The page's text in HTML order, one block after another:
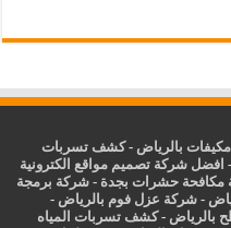
بالرياض -كشف تسربات
- افضل شركة تصميم مواقع الكترونية
مكافحة حشرات بجدة -شركة برمجة
-شركة عزل فوم بالرياض -
بالرياض -كشف تسربات المياه